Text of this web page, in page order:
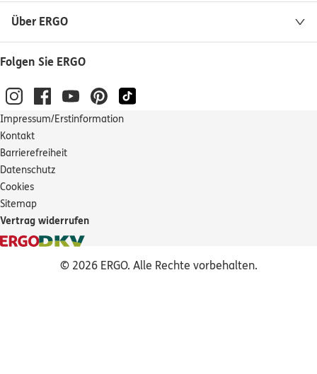
Über ERGO
Folgen Sie ERGO
Impressum/Erstinformation
Kontakt
Barrierefreiheit
Datenschutz
Cookies
Sitemap
Vertrag widerrufen
© 2026 ERGO. Alle Rechte vorbehalten.